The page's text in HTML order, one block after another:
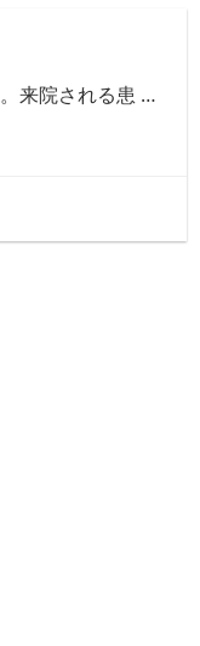
来院される患 …